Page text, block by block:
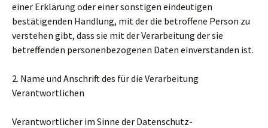
einer Erklärung oder einer sonstigen eindeutigen
bestätigenden Handlung, mit der die betroffene Person zu
verstehen gibt, dass sie mit der Verarbeitung der sie
betreffenden personenbezogenen Daten einverstanden ist.
2. Name und Anschrift des für die Verarbeitung
Verantwortlichen
Verantwortlicher im Sinne der Datenschutz-